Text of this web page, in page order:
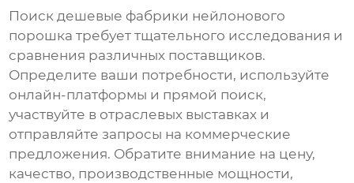
Поискдешевые фабрики нейлонового
порошка требует тщательного исследования и
сравнения различных поставщиков.
Определите ваши потребности, используйте
онлайн-платформы и прямой поиск,
участвуйте в отраслевых выставках и
отправляйте запросы на коммерческие
предложения. Обратите внимание на цену,
качество, производственные мощности,